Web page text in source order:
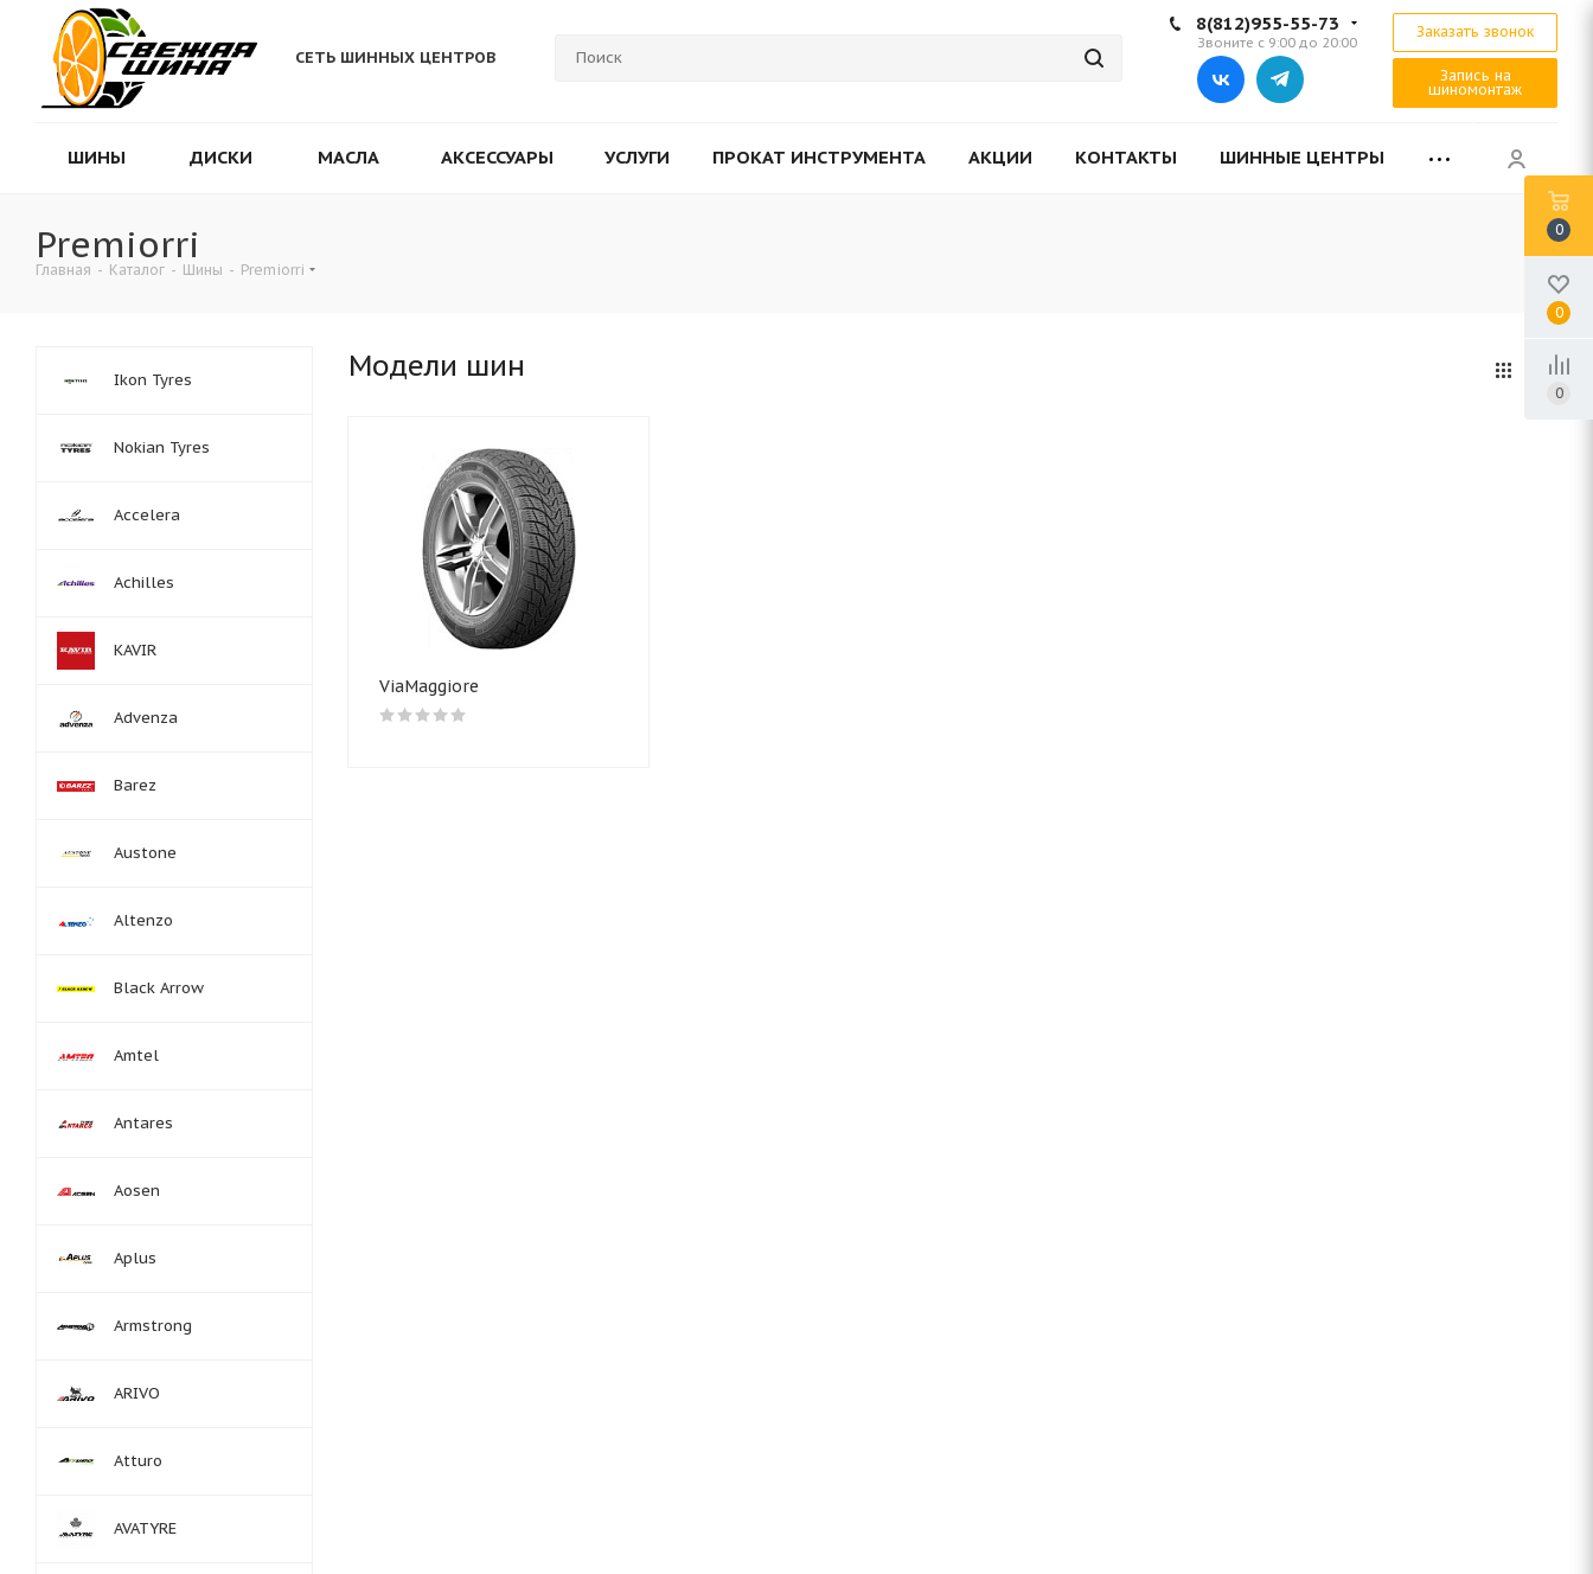
СЕТЬ ШИННЫХ ЦЕНТРОВ
8(812)955-55-73
Звоните с 9:00 до 20:00
Заказать звонок
Запись на
шиномонтаж
ШИНЫ ДИСКИ МАСЛА АКСЕССУАРЫ УСЛУГИ ПРОКАТ ИНСТРУМЕНТА АКЦИИ КОНТАКТЫ ШИННЫЕ ЦЕНТРЫ
Premiorri
Главная - Каталог - Шины - Premiorri
Модели шин
ViaMaggiore
Ikon Tyres
Nokian Tyres
Accelera
Achilles
KAVIR
Advenza
Barez
Austone
Altenzo
Black Arrow
Amtel
Antares
Aosen
Aplus
Armstrong
ARIVO
Atturo
AVATYRE
0
0
0